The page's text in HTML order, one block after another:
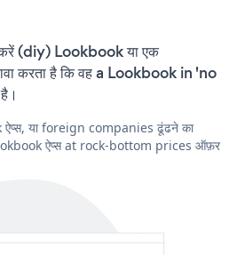
(diy) Lookbook या एक
करता है कि वह a Lookbook in 'no
ऐप्स, या foreign companies ढूंढने का
ऐप्स at rock-bottom prices ऑफ़र